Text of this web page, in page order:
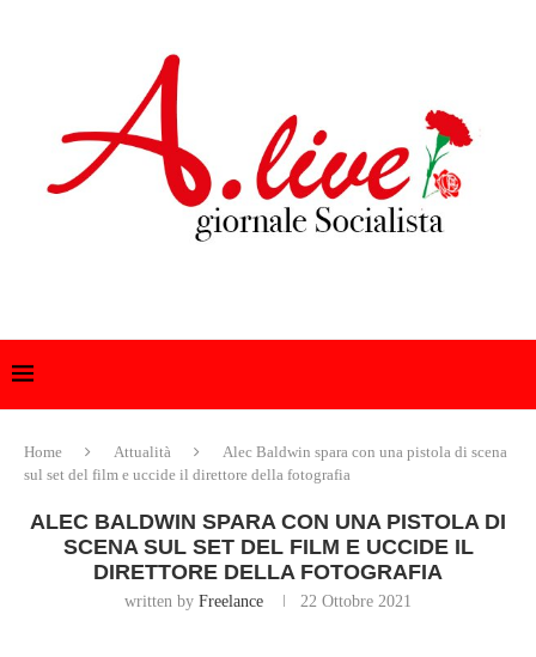
Home Attualità
Alec Baldwin spara con una pistola di scena
sul set del film e uccide il direttore della fotografia
ALEC BALDWIN SPARA CON UNA PISTOLA DI
SCENA SUL SET DEL FILM E UCCIDE IL
DIRETTORE DELLA FOTOGRAFIA
written by Freelance 22 Ottobre 2021